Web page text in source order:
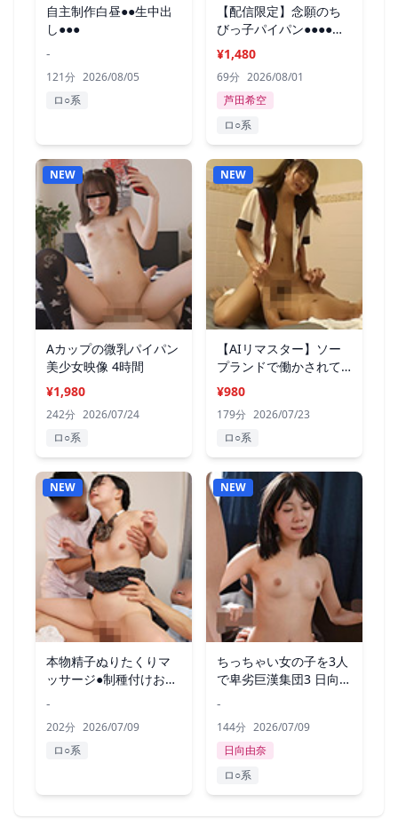
自主制作白昼●●生中出
し●●●
-
121分 2026/08/05
ロ○系
【配信限定】念願のち
びっ子パイパン●●●●捕
獲！のあ
¥1,480
69分 2026/08/01
芦田希空
ロ○系
NEW
Aカップの微乳パイパン
美少女映像 4時間
¥1,980
242分 2026/07/24
ロ○系
NEW
【AIリマスター】ソー
プランドで働かされて
る○○生
¥980
179分 2026/07/23
ロ○系
NEW
本物精子ぬりたくりマ
ッサージ●制種付けおじ
-
202分 2026/07/09
ロ○系
NEW
ちっちゃい女の子を3人
で卑劣巨漢集団3 日向由
-
144分 2026/07/09
日向由奈
ロ○系